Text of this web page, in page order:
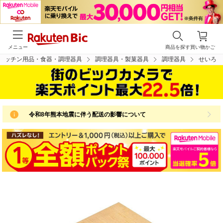
買い物かご
商品を探す
メニュー
ッチン用品・食器・調理器具 調理器具・製菓器具 調理器具 せいろ
令和8年熊本地震に伴う配送の影響について